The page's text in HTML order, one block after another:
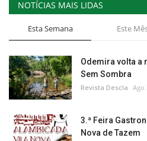
NOTÍCIAS MAIS LIDAS
Esta Semana Este
Odemira volta a
Sem Sombra
Revista Descla Ago
3.ª Feira
Nova de Tazem